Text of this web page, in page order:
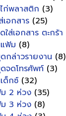
ก่พลาสติก (3)
เอกสาร (25)
ใส่เอกสาร ตะกร้า
ฟ้ม (8)
กล่าวรายงาน (8)
จดโทรศัพท์ (3)
ด็กซ์ (32)
2 ห่วง (35)
3 ห่วง (8)